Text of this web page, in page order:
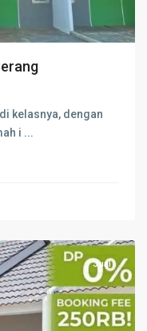
kelasnya, dengan
i ...
Jual